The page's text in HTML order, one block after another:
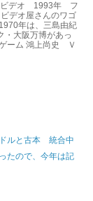
ビデオ 1993年 フ
デオ屋さんのワゴ
年は、三島由紀
・大阪万博があっ
ーム 鴻上尚史 Ｖ
ルと古本 統合中
たので、今年は記